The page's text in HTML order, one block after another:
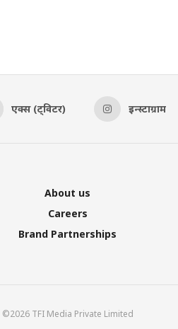
एक्स (ट्विटर) इन्स्टाग्राम
About us
Careers
Brand Partnerships
©2026 TFI Media Private Limited